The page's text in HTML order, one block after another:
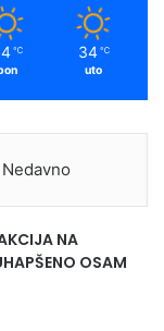
℃ 34 ℃
uto
Nedavno
NA
OSAM